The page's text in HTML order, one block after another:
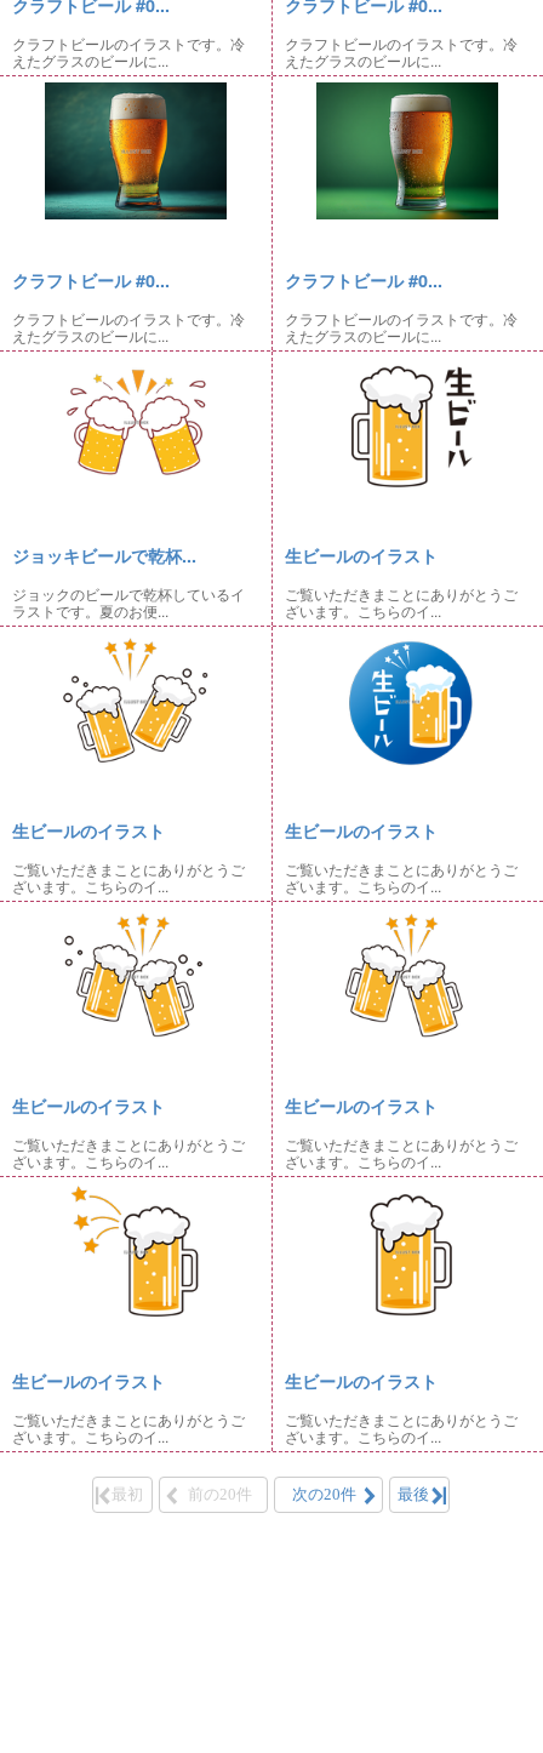
クラフトビール #0...
クラフトビールのイラストです。冷
えたグラスのビールに...
クラフトビール #0...
クラフトビールのイラストです。冷
えたグラスのビールに...
クラフトビール #0...
クラフトビールのイラストです。冷
えたグラスのビールに...
クラフトビール #0...
クラフトビールのイラストです。冷
えたグラスのビールに...
ジョッキビールで乾杯...
ジョックのビールで乾杯しているイ
ラストです。夏のお便...
生ビールのイラスト
ご覧いただきまことにありがとうご
ざいます。こちらのイ...
生ビールのイラスト
ご覧いただきまことにありがとうご
ざいます。こちらのイ...
生ビールのイラスト
ご覧いただきまことにありがとうご
ざいます。こちらのイ...
生ビールのイラスト
ご覧いただきまことにありがとうご
ざいます。こちらのイ...
生ビールのイラスト
ご覧いただきまことにありがとうご
ざいます。こちらのイ...
生ビールのイラスト
ご覧いただきまことにありがとうご
ざいます。こちらのイ...
生ビールのイラスト
ご覧いただきまことにありがとうご
ざいます。こちらのイ...
最初 前の20件 次の20件 最後